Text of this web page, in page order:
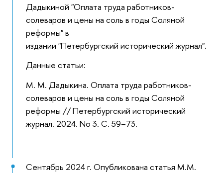
Дадыкиной "Оплата труда работников-
солеваров и цены на соль в годы Соляной
реформы" в
издании "Петербургский исторический журнал".
Данные статьи:
М. М. Дадыкина. Оплата труда работников-
солеваров и цены на соль в годы Соляной
реформы // Петербургский исторический
журнал. 2024. No 3. С. 59–73.
Сентябрь 2024 г. Опубликована статья М.М.